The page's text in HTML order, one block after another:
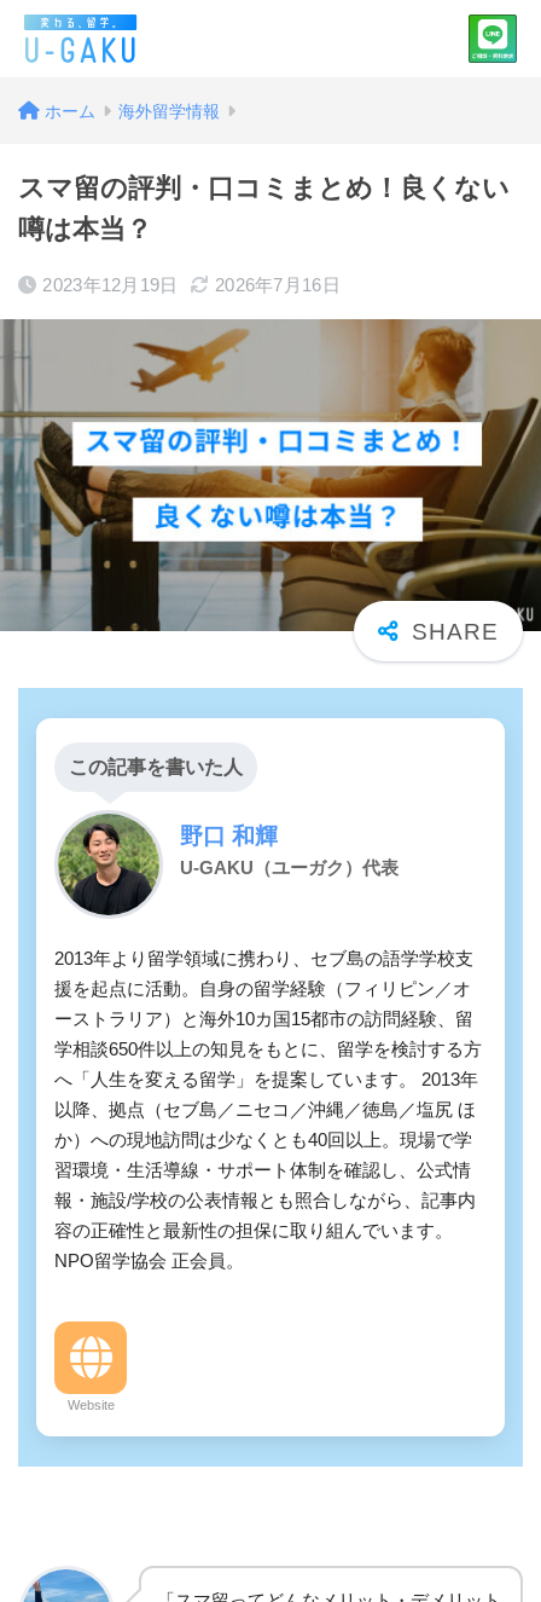
ホーム 海外留学情報
スマ留の評判・口コミまとめ！良くない
噂は本当？
2023年12月19日 2026年7月16日
この記事を書いた人
野口 和輝
U-GAKU（ユーガク）代表
2013年より留学領域に携わり、セブ島の語学学校支
援を起点に活動。自身の留学経験（フィリピン／オ
ーストラリア）と海外10カ国15都市の訪問経験、留
学相談650件以上の知見をもとに、留学を検討する方
へ「人生を変える留学」を提案しています。 2013年
以降、拠点（セブ島／ニセコ／沖縄／徳島／塩尻 ほ
か）への現地訪問は少なくとも40回以上。現場で学
習環境・生活導線・サポート体制を確認し、公式情
報・施設/学校の公表情報とも照合しながら、記事内
容の正確性と最新性の担保に取り組んでいます。
NPO留学協会 正会員。
Website